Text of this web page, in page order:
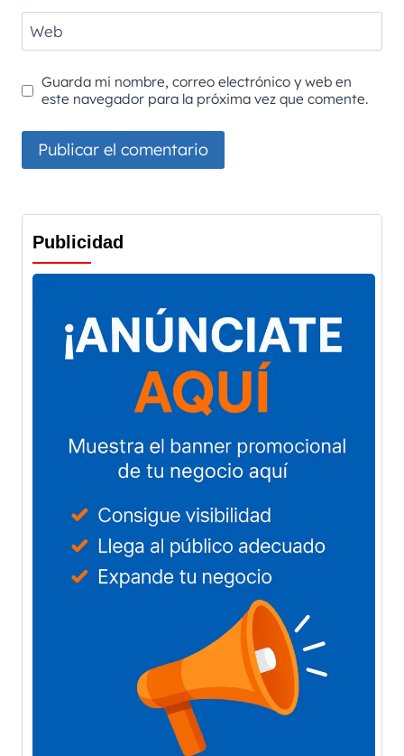
Web
Guarda mi nombre, correo electrónico y web en
este navegador para la próxima vez que comente.
Publicidad